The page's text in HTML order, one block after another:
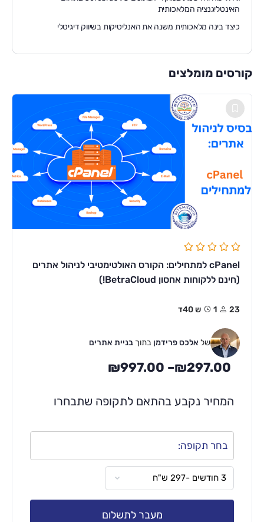
האינטליגנציה המלאכותית
כיצד בינה מלאכותית משנה את האנליטיקות בשיווק דיגיטלי
קורסים מומלצים
cPanel למתחילים: הקורס האולטימטיבי לניהול אתרים
(חינם ללקוחות אחסון BetraCloud!)
23 1ש 40ד
של אלכס פרידמן בתוך בניית אתרים
₪297.00
–
₪997.00
המחיר נקבע בהתאם לתקופה שתבחרו
בחר תקופה:
מעבר לתשלום